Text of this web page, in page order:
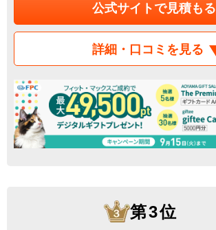
公式サイトで見積もる
詳細・口コミを見る
第3位